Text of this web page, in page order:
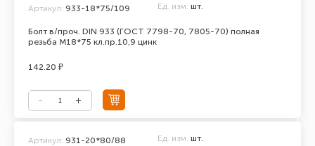
Болт в/проч. DIN 933 (ГОСТ 7798-70, 7805-70) полная
резьба М18*75 кл.пр.10,9 цинк
Артикул: 933-18*75/109 Ед. изм. шт.
142.20 ₽
Артикул: 931-20*80/88 Ед. изм. шт.